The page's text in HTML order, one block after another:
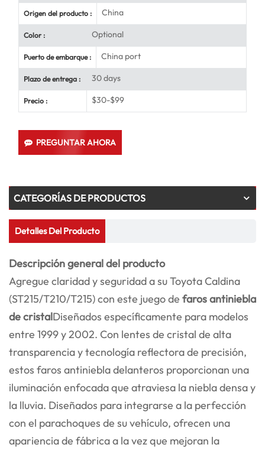
Origen del producto : China
Color : Optional
Puerto de embarque : China port
Plazo de entrega : 30 days
Precio : $30-$99
PREGUNTAR AHORA
CATEGORÍAS DE PRODUCTOS
Detalles Del Producto
Descripción general del producto
Agregue claridad y seguridad a su Toyota Caldina
(ST215/T210/T215) con este juego de faros antiniebla
de cristalDiseñados específicamente para modelos
entre 1999 y 2002. Con lentes de cristal de alta
transparencia y tecnología reflectora de precisión,
estos faros antiniebla delanteros proporcionan una
iluminación enfocada que atraviesa la niebla densa y
la lluvia. Diseñados para integrarse a la perfección
con el parachoques de su vehículo, ofrecen una
apariencia de fábrica a la vez que mejoran la